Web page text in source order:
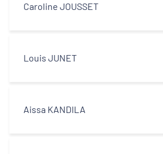
Caroline JOUSSET
Louis JUNET
Aissa KANDILA